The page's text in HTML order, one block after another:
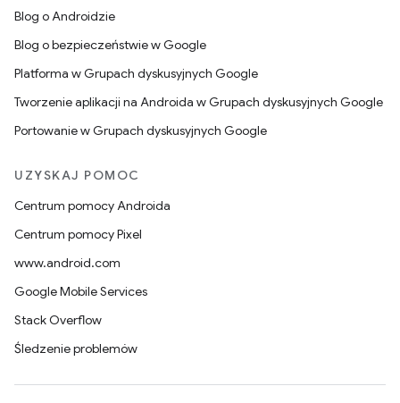
Blog o Androidzie
Blog o bezpieczeństwie w Google
Platforma w Grupach dyskusyjnych Google
Tworzenie aplikacji na Androida w Grupach dyskusyjnych Google
Portowanie w Grupach dyskusyjnych Google
UZYSKAJ POMOC
Centrum pomocy Androida
Centrum pomocy Pixel
www.android.com
Google Mobile Services
Stack Overflow
Śledzenie problemów